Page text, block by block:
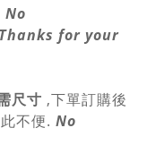
No
for your
尺寸 ,下單訂購後
不便. No